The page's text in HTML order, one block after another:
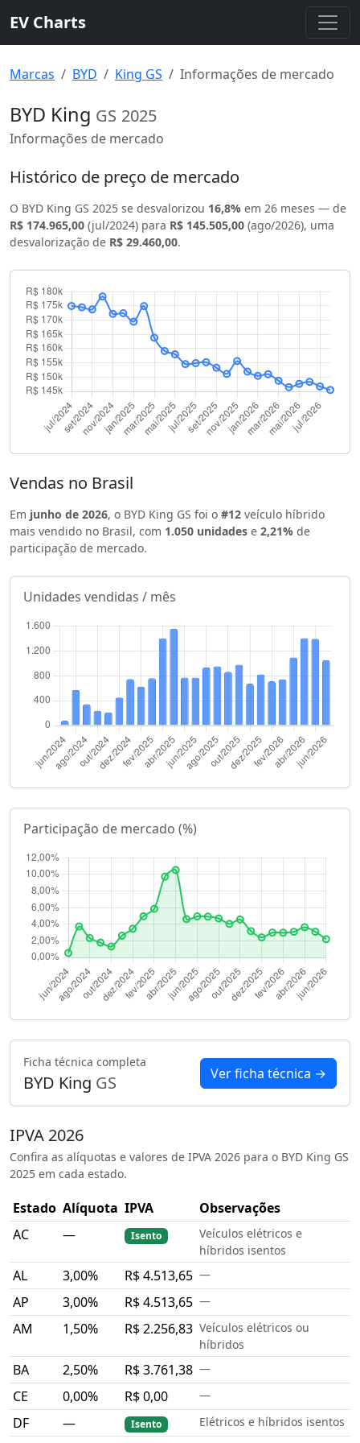
EV Charts
Marcas BYD King GS Informações de mercado
BYD King GS 2025
Informações de mercado
Histórico de preço de mercado
O BYD King GS 2025 se desvalorizou 16,8% em 26 meses — de
R$ 174.965,00 (jul/2024) para R$ 145.505,00 (ago/2026), uma
desvalorização de R$ 29.460,00.
Vendas no Brasil
Em junho de 2026, o BYD King GS foi o #12 veículo híbrido
mais vendido no Brasil, com 1.050 unidades e 2,21% de
participação de mercado.
Unidades vendidas / mês
Participação de mercado (%)
Ficha técnica completa
BYD King GS Ver ficha técnica →
IPVA 2026
Confira as alíquotas e valores de IPVA 2026 para o BYD King GS
2025 em cada estado.
Estado Alíquota IPVA
Observações
AC
— Isento
Veículos elétricos e
híbridos isentos
AL 3,00% R$ 4.513,65 —
AP 3,00% R$ 4.513,65 —
AM 1,50% R$ 2.256,83 Veículos elétricos ou
híbridos
BA 2,50% R$ 3.761,38 —
CE 0,00% R$ 0,00 —
DF — Isento Elétricos e híbridos isentos